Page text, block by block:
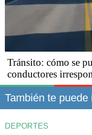
Tránsito: cómo se
conductores
También te puede
DEPORTES